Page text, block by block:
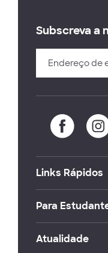
Subscreva a
Links Rápidos
Para
Atualidade